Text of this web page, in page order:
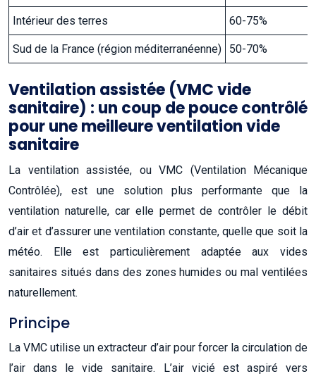
Intérieur des terres 60-75%
Sud de la France (région méditerranéenne) 50-70%
Ventilation assistée (VMC vide
sanitaire) : un coup de pouce contrôlé
pour une meilleure ventilation vide
sanitaire
La ventilation assistée, ou VMC (Ventilation Mécanique
Contrôlée), est une solution plus performante que la
ventilation naturelle, car elle permet de contrôler le débit
d’air et d’assurer une ventilation constante, quelle que soit la
météo. Elle est particulièrement adaptée aux vides
sanitaires situés dans des zones humides ou mal ventilées
naturellement.
Principe
La VMC utilise un extracteur d’air pour forcer la circulation de
l’air dans le vide sanitaire. L’air vicié est aspiré vers